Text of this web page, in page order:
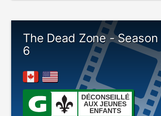
The Dead Zone - Season
6
DÉCONSEILLÉ
AUX JEUNES
ENFANTS